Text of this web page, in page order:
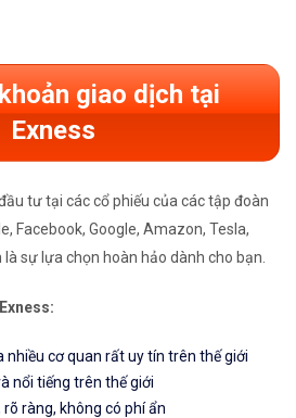
giao dịch tại
Exness
tư tại các cổ phiếu của các tập đoàn
Facebook, Google, Amazon, Tesla,
là sự lựa chọn hoàn hảo dành cho bạn.
nhiều cơ quan rất uy tín trên thế giới
nổi tiếng trên thế giới
ràng, không có phí ẩn